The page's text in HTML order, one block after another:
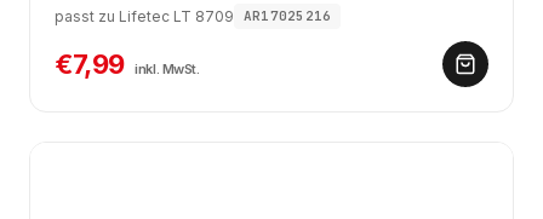
passt zu Lifetec LT 8709 AR17025216
€7,99 inkl. MwSt.